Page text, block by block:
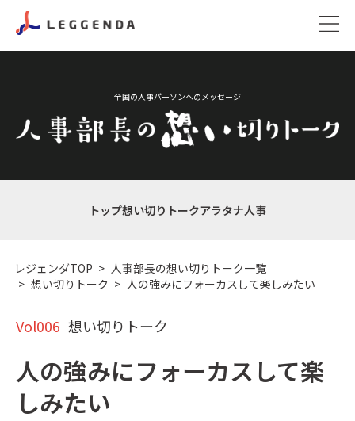
全国の人事パーソンへのメッセージ
トップ想い切りトークアラタナ人事
レジェンダTOP
人事部長の想い切りトーク一覧
想い切りトーク
人の強みにフォーカスして楽しみたい
Vol006 想い切りトーク
人の強みにフォーカスして楽
しみたい